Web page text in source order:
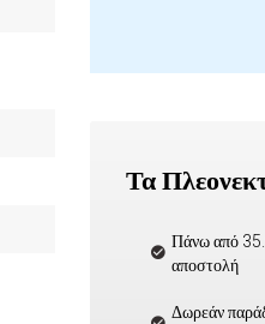
Τα
Πάνω από
αποστολή
Δωρεάν